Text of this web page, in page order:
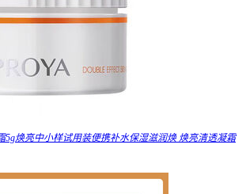
5g焕亮中小样试用装便携补水保湿滋润焕 焕亮清透凝霜